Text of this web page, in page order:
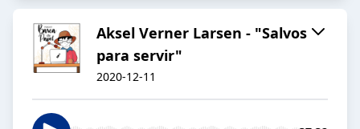
Aksel Verner Larsen - "Salvos
para servir"
2020-12-11